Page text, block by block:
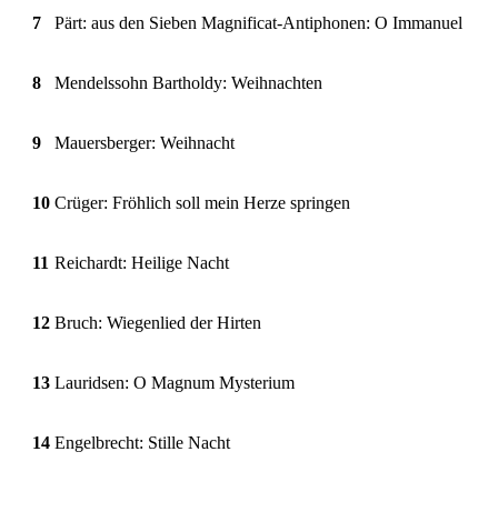
7 Pärt: aus den Sieben Magnificat-Antiphonen: O Immanuel
8 Mendelssohn Bartholdy: Weihnachten
9 Mauersberger: Weihnacht
10 Crüger: Fröhlich soll mein Herze springen
11 Reichardt: Heilige Nacht
12 Bruch: Wiegenlied der Hirten
13 Lauridsen: O Magnum Mysterium
14 Engelbrecht: Stille Nacht